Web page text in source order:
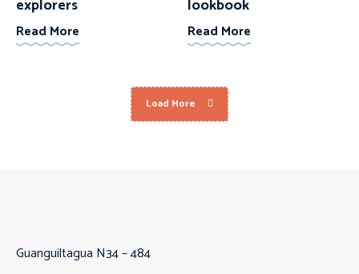
explorers
Read More
lookbook
Read More
Load More
Guanguiltagua N34 – 484